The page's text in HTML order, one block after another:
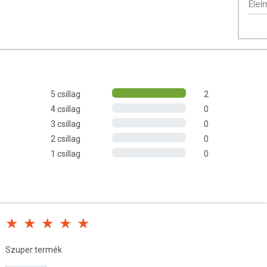
is feldolgozó üzemben készült.
Gluténmentes termékeket
módon előforduló cukrokat tartalmaz.
5 csillag
2
4 csillag
0
3 csillag
0
2 csillag
0
1 csillag
0
Szuper termék